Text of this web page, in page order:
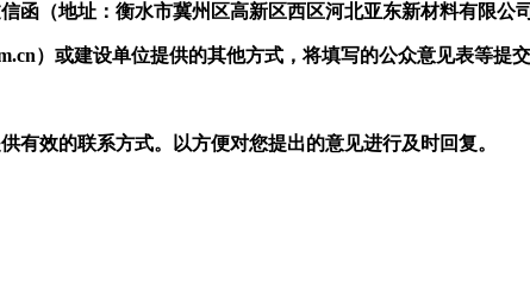
函（地址：衡水市冀州区高新区西区河北亚东新材料有限公
）或建设单位提供的其他方式，将填写的公众意见表等提
有效的联系方式。以方便对您提出的意见进行及时回复。